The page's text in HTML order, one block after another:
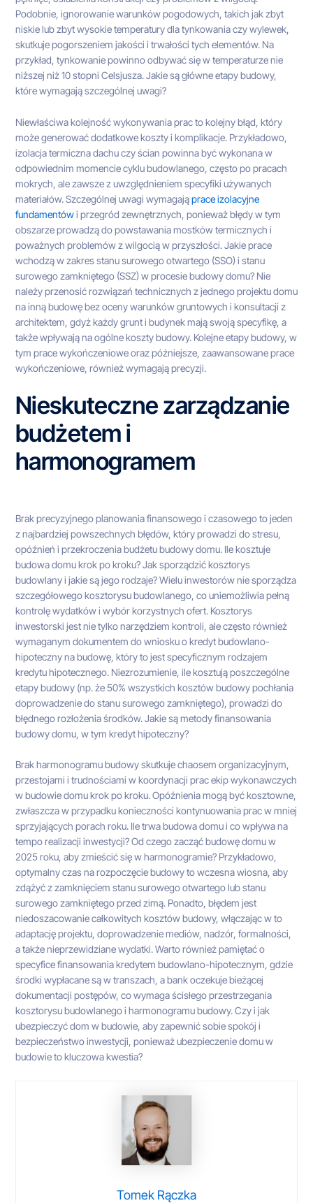
Podobnie, ignorowanie warunków pogodowych, takich jak zbyt
niskie lub zbyt wysokie temperatury dla tynkowania czy wylewek,
skutkuje pogorszeniem jakości i trwałości tych elementów. Na
przykład, tynkowanie powinno odbywać się w temperaturze nie
niższej niż 10 stopni Celsjusza. Jakie są główne etapy budowy,
które wymagają szczególnej uwagi?
Niewłaściwa kolejność wykonywania prac to kolejny błąd, który
może generować dodatkowe koszty i komplikacje. Przykładowo,
izolacja termiczna dachu czy ścian powinna być wykonana w
odpowiednim momencie cyklu budowlanego, często po pracach
mokrych, ale zawsze z uwzględnieniem specyfiki używanych
materiałów. Szczególnej uwagi wymagająprace izolacyjne
fundamentówi przegród zewnętrznych, ponieważ błędy w tym
obszarze prowadzą do powstawania mostków termicznych i
poważnych problemów z wilgocią w przyszłości. Jakie prace
wchodzą w zakres stanu surowego otwartego (SSO) i stanu
surowego zamkniętego (SSZ) w procesie budowy domu? Nie
należy przenosić rozwiązań technicznych z jednego projektu domu
na inną budowę bez oceny warunków gruntowych i konsultacji z
architektem, gdyż każdy grunt i budynek mają swoją specyfikę, a
także wpływają na ogólne koszty budowy. Kolejne etapy budowy, w
tym prace wykończeniowe oraz późniejsze, zaawansowane prace
wykończeniowe, również wymagają precyzji.
Nieskuteczne zarządzanie
budżetem i
harmonogramem
Brak precyzyjnego planowania finansowego i czasowego to jeden
z najbardziej powszechnych błędów, który prowadzi do stresu,
opóźnień i przekroczenia budżetu budowy domu. Ile kosztuje
budowa domu krok po kroku? Jak sporządzić kosztorys
budowlany i jakie są jego rodzaje? Wielu inwestorów nie sporządza
szczegółowego kosztorysu budowlanego, co uniemożliwia pełną
kontrolę wydatków i wybór korzystnych ofert. Kosztorys
inwestorski jest nie tylko narzędziem kontroli, ale często również
wymaganym dokumentem do wniosku o kredyt budowlano-
hipoteczny na budowę, który to jest specyficznym rodzajem
kredytu hipotecznego. Niezrozumienie, ile kosztują poszczególne
etapy budowy (np. że 50% wszystkich kosztów budowy pochłania
doprowadzenie do stanu surowego zamkniętego), prowadzi do
błędnego rozłożenia środków. Jakie są metody finansowania
budowy domu, w tym kredyt hipoteczny?
Brak harmonogramu budowy skutkuje chaosem organizacyjnym,
przestojami i trudnościami w koordynacji prac ekip wykonawczych
w budowie domu krok po kroku. Opóźnienia mogą być kosztowne,
zwłaszcza w przypadku konieczności kontynuowania prac w mniej
sprzyjających porach roku. Ile trwa budowa domu i co wpływa na
tempo realizacji inwestycji? Od czego zacząć budowę domu w
2025 roku, aby zmieścić się w harmonogramie? Przykładowo,
optymalny czas na rozpoczęcie budowy to wczesna wiosna, aby
zdążyć z zamknięciem stanu surowego otwartego lub stanu
surowego zamkniętego przed zimą. Ponadto, błędem jest
niedoszacowanie całkowitych kosztów budowy, włączając w to
adaptację projektu, doprowadzenie mediów, nadzór, formalności,
a także nieprzewidziane wydatki. Warto również pamiętać o
specyfice finansowania kredytem budowlano-hipotecznym, gdzie
środki wypłacane są w transzach, a bank oczekuje bieżącej
dokumentacji postępów, co wymaga ścisłego przestrzegania
kosztorysu budowlanego i harmonogramu budowy. Czy i jak
ubezpieczyć dom w budowie, aby zapewnić sobie spokój i
bezpieczeństwo inwestycji, ponieważ ubezpieczenie domu w
budowie to kluczowa kwestia?
Tomek Rączka